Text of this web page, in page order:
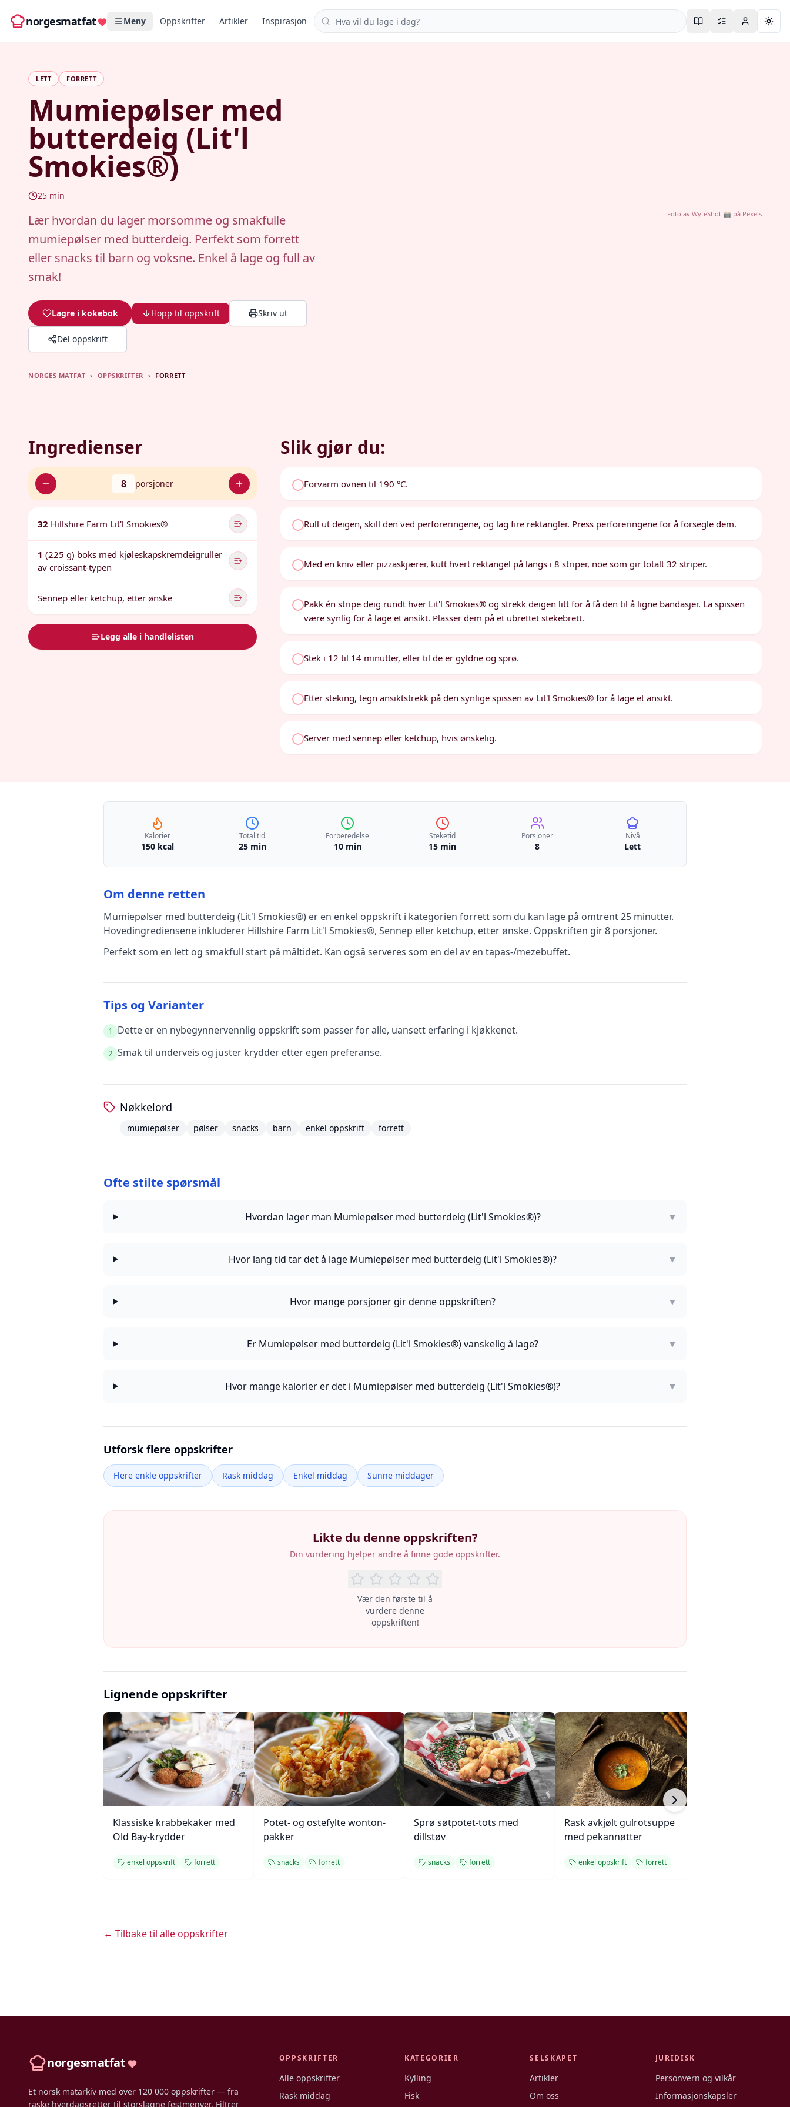
norgesmatfat Meny Oppskrifter Artikler Inspirasjon Søk i oppskrifter
LETT FORRETT
Mumiepølser med
butterdeig (Lit'l
Smokies®)
25 min
Lær hvordan du lager morsomme og smakfulle
mumiepølser med butterdeig. Perfekt som forrett
eller snacks til barn og voksne. Enkel å lage og full av
smak!
Lagre i kokebok Hopp til oppskrift Skriv ut
Del oppskrift
Foto av WyteShot 📸 på Pexels
NORGES MATFAT › OPPSKRIFTER › FORRETT
Ingredienser
8 porsjoner
32 Hillshire Farm Lit'l Smokies®
1 (225 g) boks med kjøleskapskremdeigruller
av croissant-typen
Sennep eller ketchup, etter ønske
Legg alle i handlelisten
Slik gjør du:
Forvarm ovnen til 190 °C.
Rull ut deigen, skill den ved perforeringene, og lag fire rektangler. Press perforeringene for å forsegle dem.
Med en kniv eller pizzaskjærer, kutt hvert rektangel på langs i 8 striper, noe som gir totalt 32 striper.
Pakk én stripe deig rundt hver Lit'l Smokies® og strekk deigen litt for å få den til å ligne bandasjer. La spissen
være synlig for å lage et ansikt. Plasser dem på et ubrettet stekebrett.
Stek i 12 til 14 minutter, eller til de er gyldne og sprø.
Etter steking, tegn ansiktstrekk på den synlige spissen av Lit'l Smokies® for å lage et ansikt.
Server med sennep eller ketchup, hvis ønskelig.
Kalorier
150 kcal
Total tid
25 min
Forberedelse
10 min
Steketid
15 min
Porsjoner
8
Nivå
Lett
Om denne retten
Mumiepølser med butterdeig (Lit'l Smokies®) er en enkel oppskrift i kategorien forrettsom du kan lage på omtrent 25 minutter.
Hovedingrediensene inkluderer Hillshire Farm Lit'l Smokies®, Sennep eller ketchup, etter ønske. Oppskriften gir8 porsjoner.
Perfekt som en lett og smakfull start på måltidet. Kan også serveres som en del av en tapas-/mezebuffet.
Tips og Varianter
1 Dette er en nybegynnervennlig oppskrift som passer for alle, uansett erfaring i kjøkkenet.
2 Smak til underveis og juster krydder etter egen preferanse.
Nøkkelord
mumiepølser pølser snacks barn enkel oppskrift forrett
Ofte stilte spørsmål
Hvordan lager man Mumiepølser med butterdeig (Lit'l Smokies®)? ▼
Hvor lang tid tar det å lage Mumiepølser med butterdeig (Lit'l Smokies®)? ▼
Hvor mange porsjoner gir denne oppskriften? ▼
Er Mumiepølser med butterdeig (Lit'l Smokies®) vanskelig å lage? ▼
Hvor mange kalorier er det i Mumiepølser med butterdeig (Lit'l Smokies®)? ▼
Utforsk flere oppskrifter
Flere enkle oppskrifter Rask middag Enkel middag Sunne middager
Likte du denne oppskriften?
Din vurdering hjelper andre å finne gode oppskrifter.
Vær den første til å
vurdere denne
oppskriften!
Lignende oppskrifter
Klassiske krabbekaker med
Old Bay-krydder
enkel oppskrift forrett
Potet- og ostefylte wonton-
pakker
snacks forrett
Sprø søtpotet-tots med
dillstøv
snacks forrett
Rask avkjølt gulrotsuppe
med pekannøtter
enkel oppskrift forrett
← Tilbake til alle oppskrifter
norgesmatfat
Et norsk matarkiv med over 120 000 oppskrifter — fra
raske hverdagsretter til storslagne festmenyer. Filtrer
OPPSKRIFTER
Alle oppskrifter
Rask middag
KATEGORIER
Kylling
Fisk
SELSKAPET
Artikler
Om oss
JURIDISK
Personvern og vilkår
Informasjonskapsler